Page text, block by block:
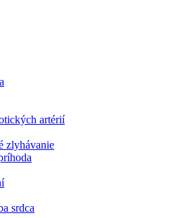
artérií
zlyhávanie
srdca